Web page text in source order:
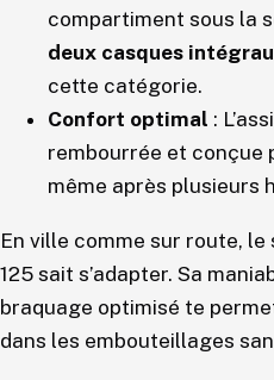
compartiment sous la
deux casques
cette catégorie.
Confort optimal :
rembourrée et conçue
même après plusieurs
En ville comme sur route,
125 sait s’adapter. Sa
braquage optimisé te
dans les embouteillages